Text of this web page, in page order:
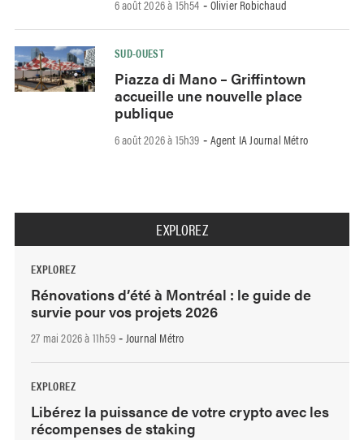
6 août 2026 à 15h54 - Olivier Robichaud
SUD-OUEST
Piazza di Mano – Griffintown
accueille une nouvelle place
publique
6 août 2026 à 15h39 - Agent IA Journal Métro
EXPLOREZ
EXPLOREZ
Rénovations d’été à Montréal : le guide de
survie pour vos projets 2026
27 mai 2026 à 11h59- Journal Métro
EXPLOREZ
Libérez la puissance de votre crypto avec les
récompenses de staking